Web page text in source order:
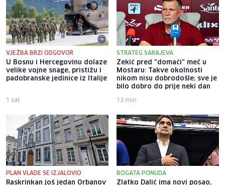
VJEŽBA BRZI ODGOVOR
U Bosnu i Hercegovinu dolaze
velike vojne snage, pristižu i
padobranske jedinice iz Italije
1 sat
STRATEG SARAJEVA
Zekić pred "domaći" meč u
Mostaru: Takve okolnosti
nikom nisu dobrodošle; sve je
bilo dobro do prije neki dan
13 min
PLAN VLADE SE IZJALOVIO
Raskrinkan još jedan Orbanov
BOGATA PONUDA
Zlatko Dalić ima novi posao,